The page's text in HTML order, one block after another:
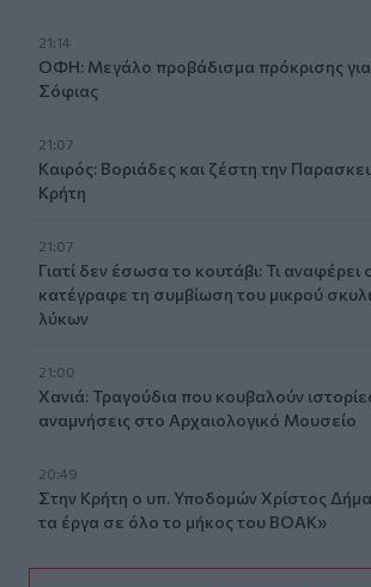
21:14
ΟΦΗ: Μεγάλο προβάδισμα πρόκρισης
Σόφιας
21:07
Καιρός: Βοριάδες και ζέστη την
Κρήτη
21:07
Γιατί δεν έσωσα το κουτάβι: Τι αναφέρει
κατέγραφε τη συμβίωση του μικρού
λύκων
21:00
Χανιά: Τραγούδια που κουβαλούν
αναμνήσεις στο Αρχαιολογικό Μουσείο
20:49
Στην Κρήτη ο υπ. Υποδομών Χρίστος
τα έργα σε όλο το μήκος του ΒΟΑΚ»